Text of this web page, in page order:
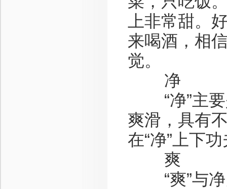
上非常甜。
来喝酒，相
觉。
净
“净”主要
爽滑，具有
在“净”上下
爽
“爽”与净